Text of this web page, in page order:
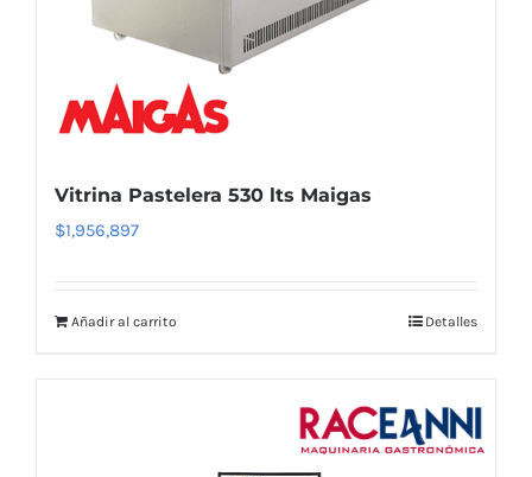
Vitrina Pastelera 530 lts Maigas
$1,956,897
Añadir al carrito Detalles